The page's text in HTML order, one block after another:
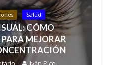
Salud
CÓMO
MEJORAR